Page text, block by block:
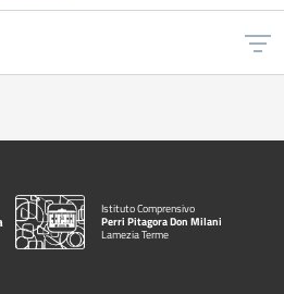
Istituto Comprensivo
Perri Pitagora Don Milani
Lamezia Terme